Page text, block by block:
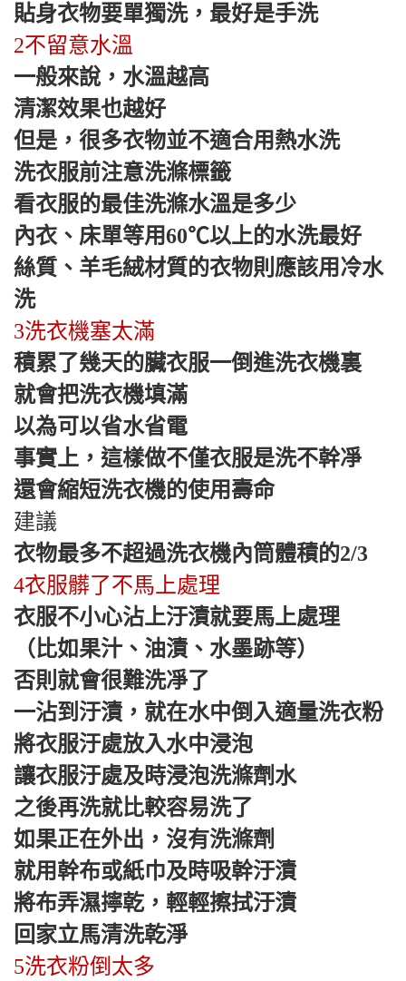
貼身衣物要單獨洗，最好是手洗
2不留意水溫
一般來說，水溫越高
清潔效果也越好
但是，很多衣物並不適合用熱水洗
洗衣服前注意洗滌標籤
看衣服的最佳洗滌水溫是多少
內衣、床單等用60℃以上的水洗最好
絲質、羊毛絨材質的衣物則應該用冷水
洗
3洗衣機塞太滿
積累了幾天的臟衣服一倒進洗衣機裏
就會把洗衣機填滿
以為可以省水省電
事實上，這樣做不僅衣服是洗不幹凈
還會縮短洗衣機的使用壽命
建議
衣物最多不超過洗衣機內筒體積的2/3
4衣服髒了不馬上處理
衣服不小心沾上汙漬就要馬上處理
（比如果汁、油漬、水墨跡等）
否則就會很難洗凈了
一沾到汙漬，就在水中倒入適量洗衣粉
將衣服汙處放入水中浸泡
讓衣服汙處及時浸泡洗滌劑水
之後再洗就比較容易洗了
如果正在外出，沒有洗滌劑
就用幹布或紙巾及時吸幹汙漬
將布弄濕擰乾，輕輕擦拭汙漬
回家立馬清洗乾淨
5洗衣粉倒太多